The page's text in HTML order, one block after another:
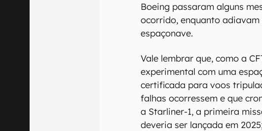
Boeing passaram alguns
ocorrido, enquanto
espaçonave.
Vale lembrar que, como a
experimental com uma
certificada para voos
falhas ocorressem e que
a Starliner-1, a primeira
deveria ser lançada em